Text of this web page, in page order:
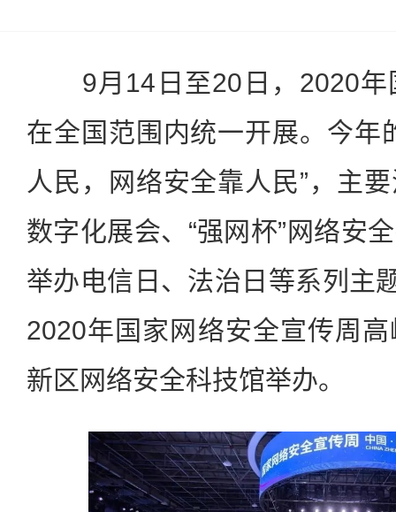
9月14日至20日，2020年
在全国范围内统一开展。今年
人民，网络安全靠人民”，主
数字化展会、“强网杯”网络安
举办电信日、法治日等系列主
2020年国家网络安全宣传周
新区网络安全科技馆举办。